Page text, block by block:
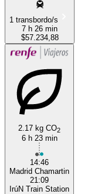
1 transbordo/s
7 h 26 min
$57.234,88
2.17 kg CO2
6 h 23 min
14:46
Madrid Chamartin
21:09
IrúN Train Station